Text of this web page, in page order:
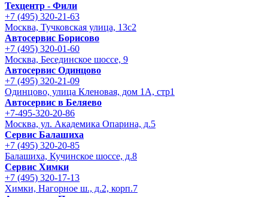
Техцентр - Фили
+7 (495) 320-21-63
Москва, Тучковская улица, 13с2
Автосервис Борисово
+7 (495) 320-01-60
Москва, Бесединское шоссе, 9
Автосервис Одинцово
+7 (495) 320-21-09
Одинцово, улица Кленовая, дом 1А, стр1
Автосервис в Беляево
+7-495-320-20-86
Москва, ул. Академика Опарина, д.5
Сервис Балашиха
+7 (495) 320-20-85
Балашиха, Кучинское шоссе, д.8
Сервис Химки
+7 (495) 320-17-13
Химки, Нагорное ш., д.2, корп.7